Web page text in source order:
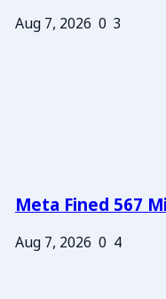
Aug 7, 2026 0 3
Meta Fined 567
Aug 7, 2026 0 4